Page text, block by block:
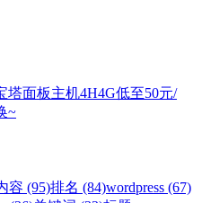
塔面板主机4H4G低至50元/
~
容 (95)排名 (84)wordpress (67)